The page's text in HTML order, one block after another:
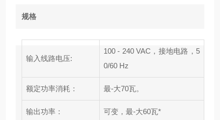
规格
输入线路电压:
100 - 240 VAC，接地电路，5
0/60 Hz
额定功率消耗： 最-大70瓦。
输出功率： 可变，最-大60瓦*